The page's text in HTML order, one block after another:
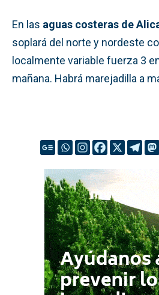
En las aguas costeras de
soplará del norte y nordeste
localmente variable fuerza 3
mañana. Habrá marejadilla a